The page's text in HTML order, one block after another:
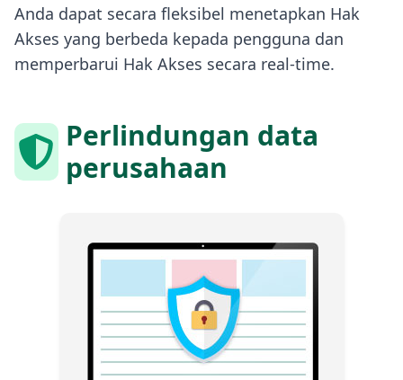
Anda dapat secara fleksibel menetapkan Hak
Akses yang berbeda kepada pengguna dan
memperbarui Hak Akses secara real-time.
Perlindungan data
perusahaan